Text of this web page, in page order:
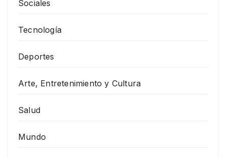
Sociales
Tecnología
Deportes
Arte, Entretenimiento y Cultura
Salud
Mundo